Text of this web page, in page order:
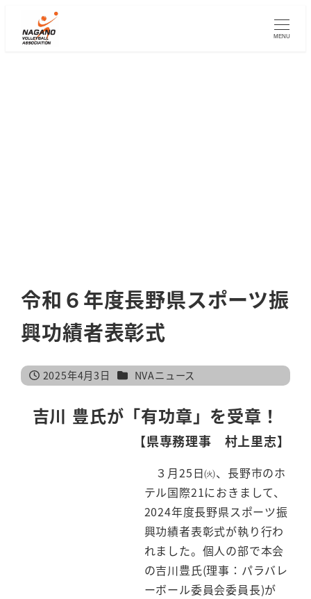
MENU
令和６年度長野県スポーツ振
興功績者表彰式
投稿日
2025年4月3日 カテゴリー
NVAニュース
吉川 豊氏が「有功章」を受章！
【県専務理事 村上里志】
３月25日㈫、長野市のホ
テル国際21におきまして、
2024年度長野県スポーツ振
興功績者表彰式が執り行わ
れました。個人の部で本会
の吉川豊氏(理事：パラバレ
ーボール委員会委員長)が